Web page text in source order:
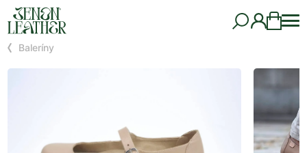
Baleríny